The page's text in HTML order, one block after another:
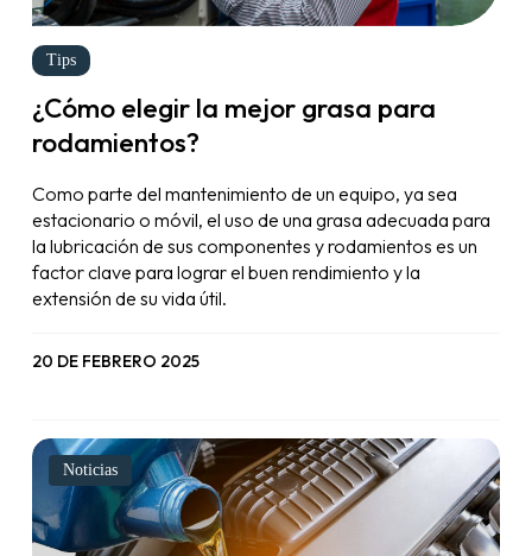
Tips
¿Cómo elegir la mejor grasa para
rodamientos?
Como parte del mantenimiento de un equipo, ya sea
estacionario o móvil, el uso de una grasa adecuada para
la lubricación de sus componentes y rodamientos es un
factor clave para lograr el buen rendimiento y la
extensión de su vida útil.
20 DE FEBRERO 2025
Noticias